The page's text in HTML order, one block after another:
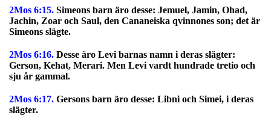
2Mos 6:15. Simeons barn äro desse: Jemuel, Jamin, Ohad,
Jachin, Zoar och Saul, den Cananeiska qvinnones son; det är
Simeons slägte.
2Mos 6:16. Desse äro Levi barnas namn i deras slägter:
Gerson, Kehat, Merari. Men Levi vardt hundrade tretio och
sju år gammal.
2Mos 6:17. Gersons barn äro desse: Libni och Simei, i deras
slägter.